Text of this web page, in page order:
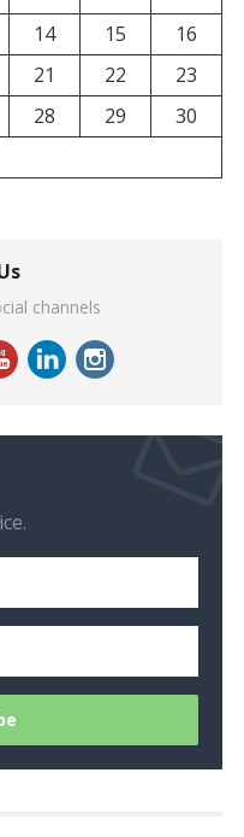
14 15
16
21 22
23
28 29
30
channels